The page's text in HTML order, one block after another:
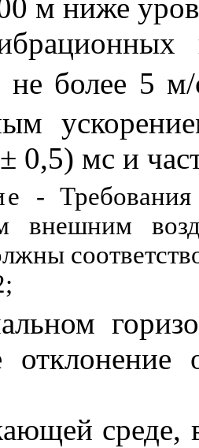
м ниже
не более 5м/
± 0,5) мс и
-
внешним
отклонение
среде,